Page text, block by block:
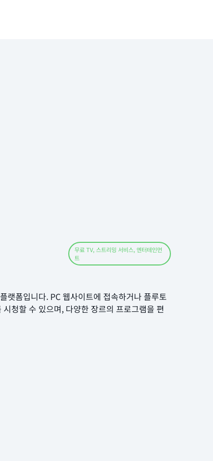
무료 TV, 스트리밍 서비스,엔터테인먼
트
랫폼입니다. PC 웹사이트에 접속하거나 플루토
청할 수 있으며, 다양한 장르의 프로그램을 편